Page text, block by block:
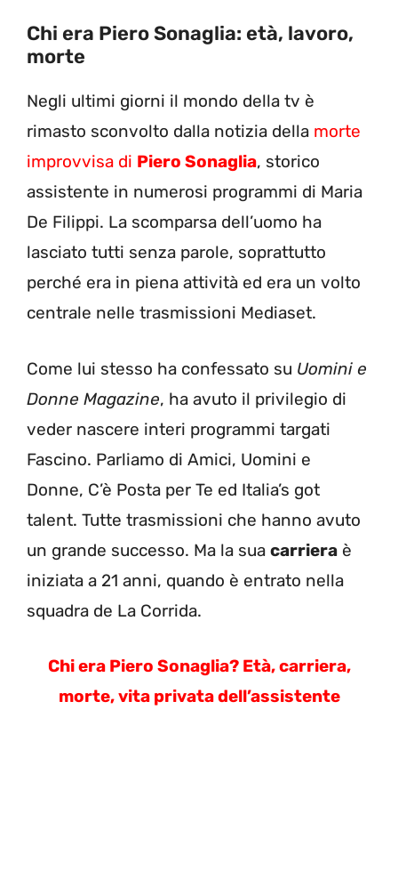
Chi era Piero Sonaglia: età, lavoro,
morte
Negli ultimi giorni il mondo della tv è
rimasto sconvolto dalla notizia della morte
improvvisa di Piero Sonaglia, storico
assistente in numerosi programmi di Maria
De Filippi. La scomparsa dell’uomo ha
lasciato tutti senza parole, soprattutto
perché era in piena attività ed era un volto
centrale nelle trasmissioni Mediaset.
Come lui stesso ha confessato su Uomini e
Donne Magazine, ha avuto il privilegio di
veder nascere interi programmi targati
Fascino. Parliamo di Amici, Uomini e
Donne, C’è Posta per Te ed Italia’s got
talent. Tutte trasmissioni che hanno avuto
un grande successo. Ma la sua carriera è
iniziata a 21 anni, quando è entrato nella
squadra de La Corrida.
Chi era Piero Sonaglia? Età, carriera,
morte, vita privata dell’assistente